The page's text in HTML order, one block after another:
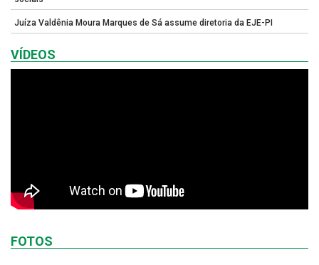
Juíza Valdênia Moura Marques de Sá assume diretoria da EJE-PI
VÍDEOS
FOTOS